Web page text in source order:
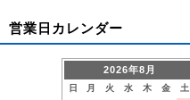
営業日カレンダー
2026年8月
日 月 火 水 木 金
土